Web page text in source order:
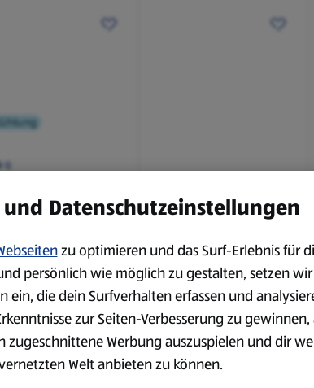
175 g
kg
38 %
€² 1,29 €
0,75 l
0,75 l
Spare 20 %
2,79 €² 3,49 €
Sortiment.
und Datenschutzeinstellungen
zu optimieren und das Surf-Erlebnis für
persönlich wie möglich zu gestalten, setzen wir
ein, die dein Surfverhalten erfassen und
zur Seiten-Verbesserung zu gewinnen,
zugeschnittene Werbung auszuspielen und dir
Welt anbieten zu können.